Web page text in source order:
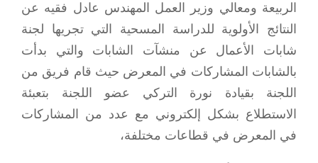
الربيعة ومعالي وزير العمل المهندس عادل فقيه عن
النتائج الأولوية للدراسة المسحية التي تجريها لجنة
شابات الأعمال عن منشآت الشابات والتي بدأت
بالشابات المشاركات في المعرض حيث قام فريق من
اللجنة بقيادة نورة التركي عضو اللجنة بتعبئة
الاستطلاع بشكل إلكتروني مع عدد من المشاركات
في المعرض في قطاعات مختلفة،